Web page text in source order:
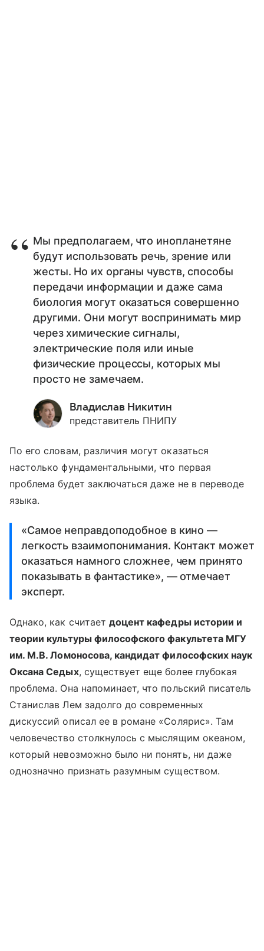
Мы предполагаем, что инопланетяне
будут использовать речь, зрение или
жесты. Но их органы чувств, способы
передачи информации и даже сама
биология могут оказаться совершенно
другими. Они могут воспринимать мир
через химические сигналы,
электрические поля или иные
физические процессы, которых мы
просто не замечаем.
Владислав Никитин
представитель ПНИПУ
По его словам, различия могут оказаться
настолько фундаментальными, что первая
проблема будет заключаться даже не в переводе
языка.
«Самое неправдоподобное в кино —
легкость взаимопонимания. Контакт может
оказаться намного сложнее, чем принято
показывать в фантастике», — отмечает
эксперт.
Однако, как считает доцент кафедры истории и
теории культуры философского факультета МГУ
им. М.В. Ломоносова, кандидат философских наук
Оксана Седых, существует еще более глубокая
проблема. Она напоминает, что польский писатель
Станислав Лем задолго до современных
дискуссий описал ее в романе «Солярис». Там
человечество столкнулось с мыслящим океаном,
который невозможно было ни понять, ни даже
однозначно признать разумным существом.